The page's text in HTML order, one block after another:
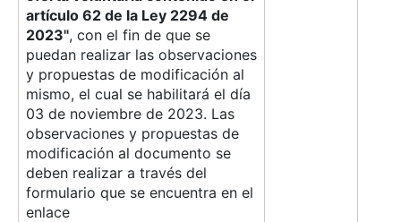
artículo 62 de la Ley 2294 de
2023", con el fin de que se
puedan realizar las observaciones
y propuestas de modificación al
mismo, el cual se habilitará el día
03 de noviembre de 2023. Las
observaciones y propuestas de
modificación al documento se
deben realizar a través del
formulario que se encuentra en el
enlace